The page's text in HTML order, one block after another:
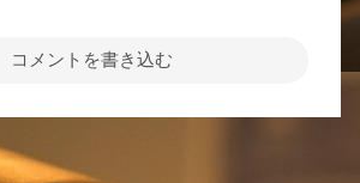
コメントを書き込む